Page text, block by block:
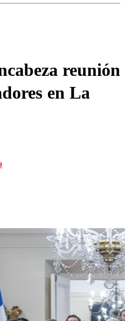
reunión
en La